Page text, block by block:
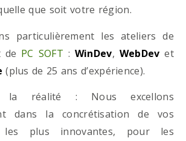
que soit votre région.
particulièrement les ateliers de
de PC SOFT : WinDev, WebDev et
(plus de 25 ans d’expérience).
réalité : Nous excellons
dans la concrétisation de vos
les plus innovantes, pour les